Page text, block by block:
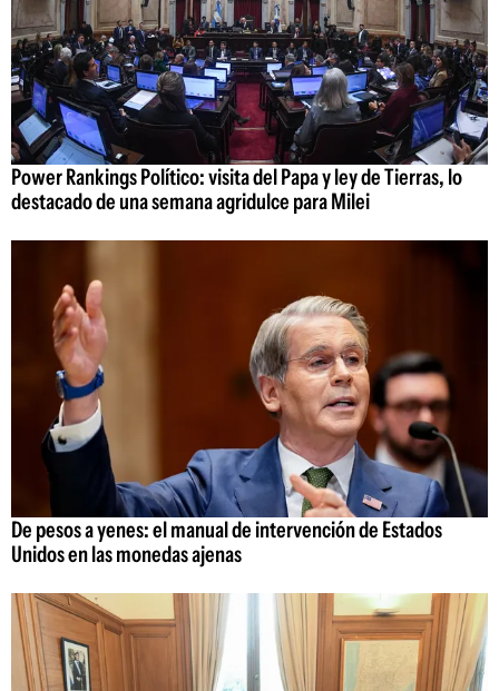
Power Rankings Político: visita del Papa y ley de Tierras, lo
destacado de una semana agridulce para Milei
De pesos a yenes: el manual de intervención de Estados
Unidos en las monedas ajenas